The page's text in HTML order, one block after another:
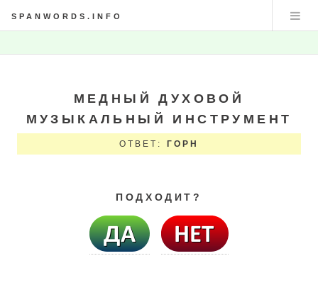
SPANWORDS.INFO
МЕДНЫЙ ДУХОВОЙ
МУЗЫКАЛЬНЫЙ ИНСТРУМЕНТ
ОТВЕТ: ГОРН
ПОДХОДИТ?